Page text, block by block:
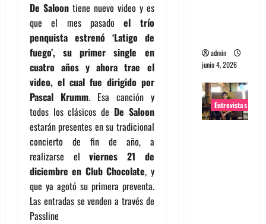
De Saloontiene nuevo video y es
que el mes pasado el trío
penquista estrenó ‘Latigo de
fuego’, su primer single en
cuatro años y ahora trae el
video, el cual fue dirigido por
Pascal Krumm. Esa canción y
todos los clásicos de De Saloon
estarán presentes en su tradicional
concierto de fin de año, a
realizarse elviernes 21 de
diciembre en Club Chocolate, y
que ya agotó su primera preventa.
Las entradas se venden a través de
Passline
admin
junio 4, 2026
Entrevistas